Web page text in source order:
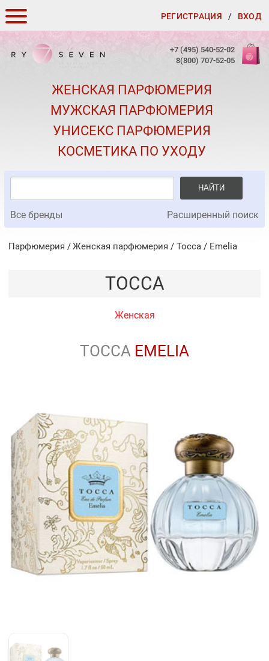
РЕГИСТРАЦИЯ / ВХОД
КАК ЗАКАЗАТЬ
СКИДКИ
КОНТАКТЫ
О КАЧЕСТВЕ
ПОДАРКИ К ЗАКАЗАМ
+7 (495) 540-52-02
8(800) 707-52-05
ЖЕНСКАЯ ПАРФЮМЕРИЯ
МУЖСКАЯ ПАРФЮМЕРИЯ
УНИСЕКС ПАРФЮМЕРИЯ
КОСМЕТИКА ПО УХОДУ
НАЙТИ
Все бренды Расширенный поиск
Парфюмерия Женская парфюмерия / Tocca / Emelia
TOCCA
Женская
TOCCA EMELIA